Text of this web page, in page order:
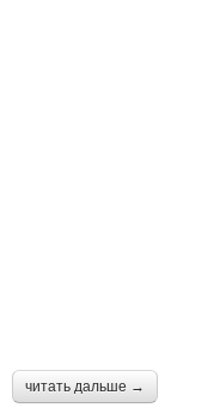
читать дальше →